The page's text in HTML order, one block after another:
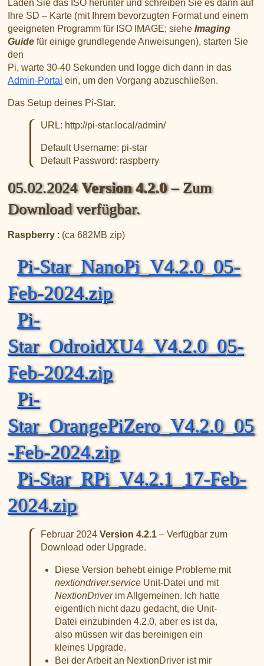
Liste aller Rubiken im DAPNET
BrandMeister Hose Line
CSS Tool (color party!)
DMR ID
YSFReflectors
Xreflector
IPSC2 Hotspot
XLX031
Download
Laden Sie das ISO herunter und schreiben Sie es dann auf
Ihre SD – Karte (mit Ihrem bevorzugten Format und einem
geeigneten Programm für ISO IMAGE; sieheImaging
Guide für einige grundlegende Anweisungen), starten Sie
den
Pi, warte 30-40 Sekunden und logge dich dann in das
Admin-Portal ein, um den Vorgang abzuschließen.
Das Setup deines Pi-Star.
URL: http://pi-star.local/admin/
Default Username: pi-star
Default Password: raspberry
05.02.2024Version 4.2.0– Zum
Download verfügbar.
Raspberry : (ca 682MB zip)
Pi-Star_NanoPi_V4.2.0_05-
Feb-2024.zip
Pi-
Star_OdroidXU4_V4.2.0_05-
Feb-2024.zip
Pi-
Star_OrangePiZero_V4.2.0_05
-Feb-2024.zip
Pi-Star_RPi_V4.2.1_17-Feb-
2024.zip
Februar 2024Version 4.2.1 – Verfügbar zum
Download oder Upgrade.
Diese Version behebt einige Probleme mit
nextiondriver.service Unit-Datei und mit
NextionDriverim Allgemeinen. Ich hatte
eigentlich nicht dazu gedacht, die Unit-
Datei einzubinden 4.2.0, aber es ist da,
also müssen wir das bereinigen ein
kleines Upgrade.
Bei der Arbeit an NextionDriver ist mir